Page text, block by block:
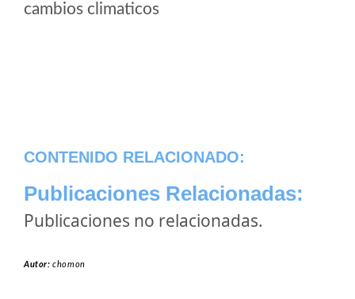
cambios climaticos
CONTENIDO RELACIONADO:
Publicaciones Relacionadas:
Publicaciones no relacionadas.
Autor:chomon